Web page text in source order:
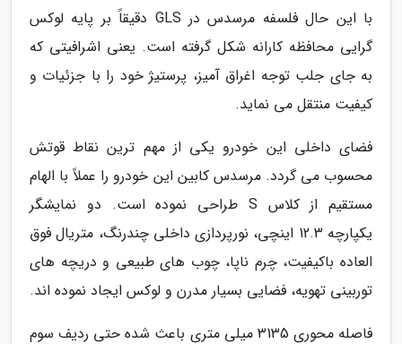
با این حال فلسفه مرسدس در GLS دقیقاً بر پایه لوکس
گرایی محافظه کارانه شکل گرفته است. یعنی اشرافیتی که
به جای جلب توجه اغراق آمیز، پرستیژ خود را با جزئیات و
کیفیت منتقل می نماید.
فضای داخلی این خودرو یکی از مهم ترین نقاط قوتش
محسوب می گردد. مرسدس کابین این خودرو را عملاً با الهام
مستقیم از کلاس S طراحی نموده است. دو نمایشگر
یکپارچه 12.3 اینچی، نورپردازی داخلی چندرنگ، متریال فوق
العاده باکیفیت، چرم ناپا، چوب های طبیعی و دریچه های
توربینی تهویه، فضایی بسیار مدرن و لوکس ایجاد نموده اند.
فاصله محوری 3135 میلی متری باعث شده حتی ردیف سوم